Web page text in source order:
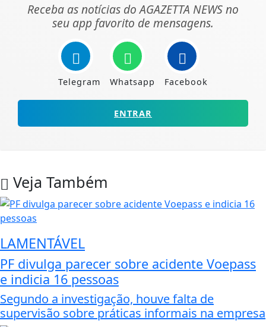
Receba as notícias do AGAZETTA NEWS no
seu app favorito de mensagens.
Telegram Whatsapp Facebook
ENTRAR
Veja Também
LAMENTÁVEL
PF divulga parecer sobre acidente Voepass
e indicia 16 pessoas
Segundo a investigação, houve falta de
supervisão sobre práticas informais na empresa